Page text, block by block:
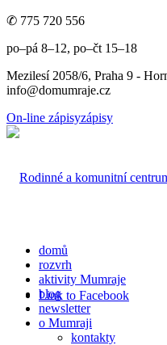
✆ 775 720 556
po–pá 8–12, po–čt 15–18
Mezilesí 2058/6, Praha 9 -
info@domumraje.cz
On-line zápisyzápisy
Link to Facebook
domů
rozvrh
aktivity Mumraje
blog
newsletter
o Mumraji
kontakty